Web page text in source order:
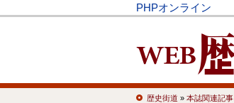
PHPオンライン
歴史街道 » 本誌関連記事